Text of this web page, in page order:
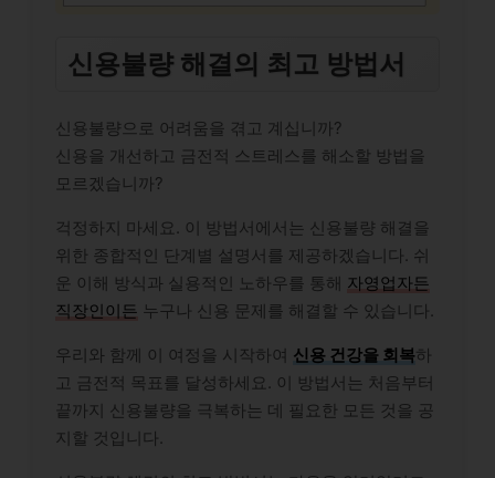
신용불량 해결의 최고 방법서
신용불량으로 어려움을 겪고 계십니까?
신용을 개선하고 금전적 스트레스를 해소할 방법을
모르겠습니까?
걱정하지 마세요. 이 방법서에서는 신용불량 해결을
위한 종합적인 단계별 설명서를 제공하겠습니다. 쉬
운 이해 방식과 실용적인 노하우를 통해 자영업자든
직장인이든 누구나 신용 문제를 해결할 수 있습니다.
우리와 함께 이 여정을 시작하여 신용 건강을 회복하
고 금전적 목표를 달성하세요. 이 방법서는 처음부터
끝까지 신용불량을 극복하는 데 필요한 모든 것을 공
지할 것입니다.